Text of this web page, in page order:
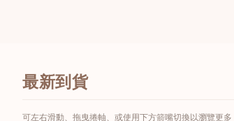
最新到貨
可左右滑動、拖曳捲軸、或使用下方箭嘴切換以瀏覽更多